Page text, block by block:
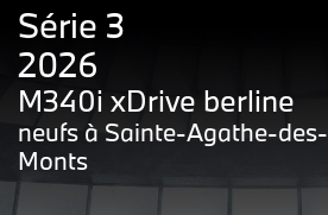
Série 3
2026
M340i xDrive berline
neufs à Sainte-Agathe-des-
Monts